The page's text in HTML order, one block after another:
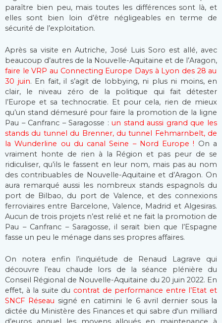
paraître bien peu, mais toutes les différences sont là, et
elles sont bien loin d’être négligeables en terme de
sécurité de l’exploitation.
Après sa visite en Autriche, José Luis Soro est allé, avec
beaucoup d’autres de la Nouvelle-Aquitaine et de l’Aragon,
faire le VRP au Connecting Europe Days à Lyon des 28 au
30 juin. En fait, il s’agit de lobbying, ni plus ni moins, en
clair, le niveau zéro de la politique qui fait détester
l’Europe et sa technocratie. Et pour cela, rien de mieux
qu’un stand démesuré pour faire la promotion de la ligne
Pau – Canfranc – Saragosse :un stand aussi grand que les
stands du tunnel du Brenner, du tunnel Fehmarnbelt, de
la Wunderline ou du canal Seine – Nord Europe ! On a
vraiment honte de rien à la Région et pas peur de se
ridiculiser, qu’ils le fassent en leur nom, mais pas au nom
des contribuables de Nouvelle-Aquitaine et d’Aragon. On
aura remarqué aussi les nombreux stands espagnols du
port de Bilbao, du port de Valence, et des connexions
ferroviaires entre Barcelone, Valence, Madrid et Algesiras.
Aucun de trois projets n’est relié et ne fait la promotion de
Pau – Canfranc – Saragosse, il serait bien que l’Espagne
fasse un peu le ménage dans ses propres affaires.
On notera enfin l’inquiétude de Renaud Lagrave qui
découvre l’eau chaude lors de la séance plénière du
Conseil Régional de Nouvelle-Aquitaine du 20 juin 2022. En
effet, à la suite du contrat de performance entre l’Etat et
SNCF Réseau signé en catimini le 6 avril dernier sous la
dictée du Ministère des Finances et qui sabre d‘un milliard